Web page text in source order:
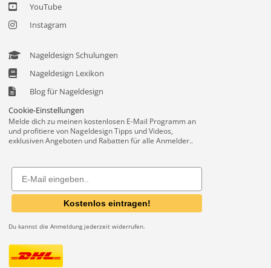
YouTube
Instagram
Nageldesign Schulungen
Nageldesign Lexikon
Blog für Nageldesign
Cookie-Einstellungen
Melde dich zu meinen kostenlosen E-Mail Programm an
und profitiere von Nageldesign Tipps und Videos,
exklusiven Angeboten und Rabatten für alle Anmelder..
Email
Kostenlos eintragen!
Du kannst die Anmeldung jederzeit widerrufen.